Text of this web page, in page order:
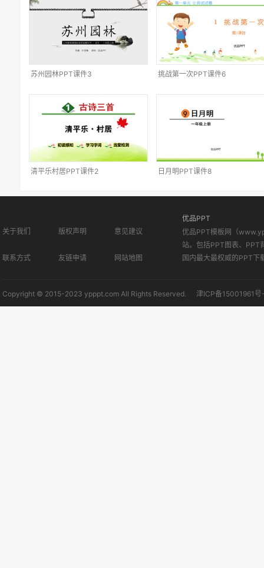
苏州园林PPT课件3 挑战第一次PPT课件6
清平乐村居PPT课件2 日月明PPT课件8
关于我们 版权声明 意见建议
联系方式 友链申请 网站地图
优品PPT
优品PPT模板网（
站。包括PPT图表、PPT
国内最大最权威的PPT下
Copyright © 2015-2023 ypppt.com All Rights Reserved. 津ICP备15001961号